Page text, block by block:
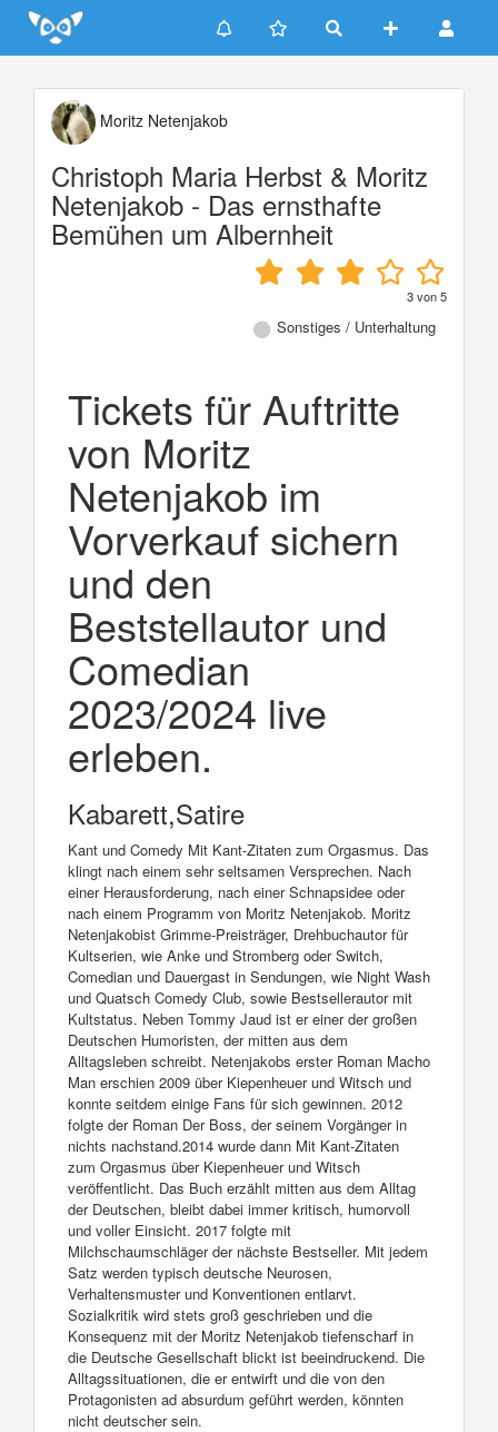
Update cookies preferences
Moritz Netenjakob
Christoph Maria Herbst & Moritz
Netenjakob - Das ernsthafte
Bemühen um Albernheit
3von5
Sonstiges / Unterhaltung
Tickets für Auftritte
von Moritz
Netenjakob im
Vorverkauf sichern
und den
Beststellautor und
Comedian
2023/2024 live
erleben.
Kabarett,Satire
Kant und Comedy Mit Kant-Zitaten zum Orgasmus. Das
klingt nach einem sehr seltsamen Versprechen. Nach
einer Herausforderung, nach einer Schnapsidee oder
nach einem Programm von Moritz Netenjakob. Moritz
Netenjakobist Grimme-Preisträger, Drehbuchautor für
Kultserien, wie Anke und Stromberg oder Switch,
Comedian und Dauergast in Sendungen, wie Night Wash
und Quatsch Comedy Club, sowie Bestsellerautor mit
Kultstatus. Neben Tommy Jaud ist er einer der großen
Deutschen Humoristen, der mitten aus dem
Alltagsleben schreibt. Netenjakobs erster Roman Macho
Man erschien 2009 über Kiepenheuer und Witsch und
konnte seitdem einige Fans für sich gewinnen. 2012
folgte der Roman Der Boss, der seinem Vorgänger in
nichts nachstand.2014 wurde dann Mit Kant-Zitaten
zum Orgasmus über Kiepenheuer und Witsch
veröffentlicht. Das Buch erzählt mitten aus dem Alltag
der Deutschen, bleibt dabei immer kritisch, humorvoll
und voller Einsicht. 2017 folgte mit
Milchschaumschläger der nächste Bestseller. Mit jedem
Satz werden typisch deutsche Neurosen,
Verhaltensmuster und Konventionen entlarvt.
Sozialkritik wird stets groß geschrieben und die
Konsequenz mit der Moritz Netenjakob tiefenscharf in
die Deutsche Gesellschaft blickt ist beeindruckend. Die
Alltagssituationen, die er entwirft und die von den
Protagonisten ad absurdum geführt werden, könnten
nicht deutscher sein.